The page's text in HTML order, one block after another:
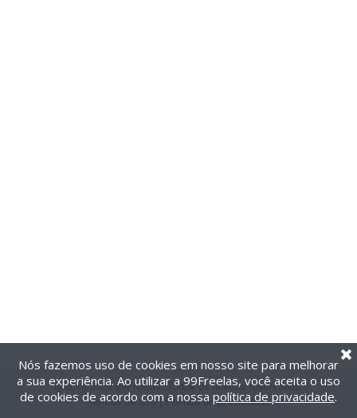
@2014-2026 99Freelas. Todos os direitos reservados.
Termos de uso| Política de privacidade
Nós fazemos uso de cookies em nosso site para melhorar
a sua experiência. Ao utilizar a 99Freelas, você aceita o uso
de cookies de acordo com a nossa política de privacidade.